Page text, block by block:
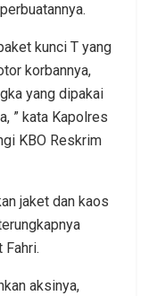
kunci T yang
korbannya,
yang dipakai
” kata Kapolres
KBO Reskrim
jaket dan kaos
Fahri.
aksinya,